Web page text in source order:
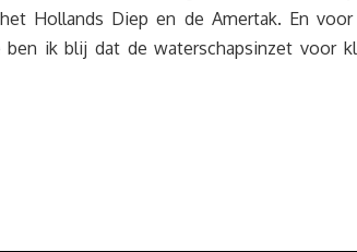
Hollands Diep en de Amertak. En
ik blij dat de waterschapsinzet voor